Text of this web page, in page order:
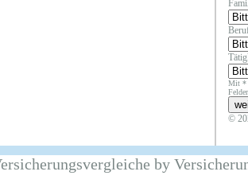
Mit *
©
by